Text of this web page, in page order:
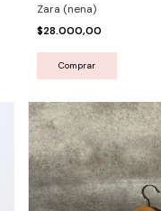
Zara (nena)
$28.000,00
Comprar